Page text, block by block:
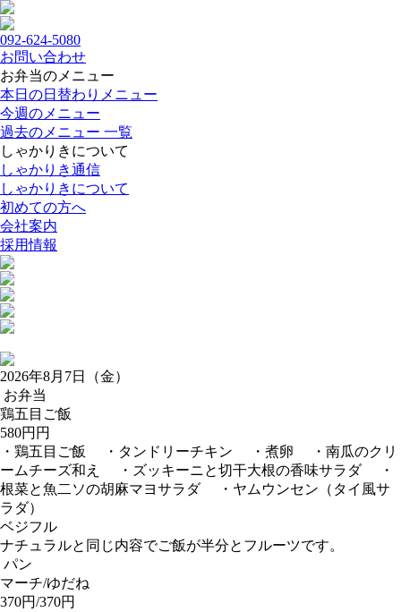
092-624-5080
お問い合わせ
お弁当のメニュー
本日の日替わりメニュー
今週のメニュー
過去のメニュー 一覧
しゃかりきについて
しゃかりき通信
しゃかりきについて
初めての方へ
会社案内
採用情報
2026年8月7日（金）
お弁当
鶏五目ご飯
580円円
・鶏五目ご飯 ・タンドリーチキン ・煮卵 ・南瓜のクリ
ームチーズ和え ・ズッキーニと切干大根の香味サラダ ・
根菜と魚二ソの胡麻マヨサラダ ・ヤムウンセン（タイ風サ
ラダ）
ベジフル
ナチュラルと同じ内容でご飯が半分とフルーツです。
パン
マーチ/ゆだね
370円/370円